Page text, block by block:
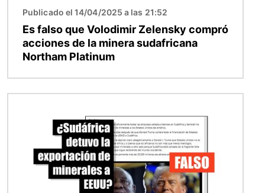
Publicado el 14/04/2025 a las 21:52
Es falso que Volodimir Zelensky compró
acciones de la minera sudafricana
Northam Platinum